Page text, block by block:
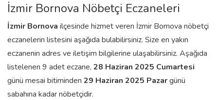
İzmir Bornova Nöbetçi Eczaneleri
İzmir Bornova ilçesinde hizmet veren İzmir Bornova nöbetçi
eczanelerin listesini aşağıda bulabilirsiniz. Size en yakın
eczanenin adres ve iletişim bilgilerine ulaşabilirsiniz. Aşağıda
listelenen 9 adet eczane, 28 Haziran 2025 Cumartesi
günü mesai bitiminden 29 Haziran 2025 Pazargünü
sabahına kadar nöbetçidir.